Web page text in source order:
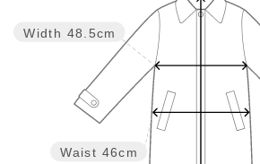
Waist 46cm
Width 48.5cm